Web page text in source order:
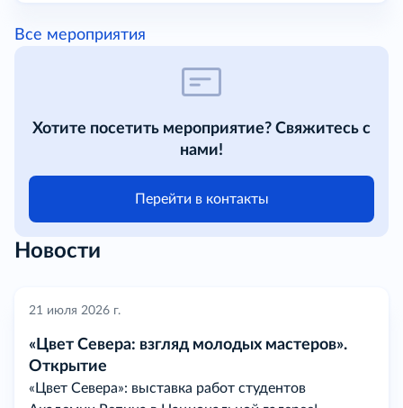
Все мероприятия
Хотите посетить мероприятие? Свяжитесь с
нами!
Перейти в контакты
Новости
21 июля 2026 г.
«Цвет Севера: взгляд молодых мастеров».
Открытие
«Цвет Севера»: выставка работ студентов